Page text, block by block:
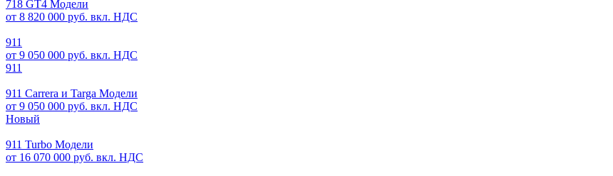
718 GT4 Модели
от 8 820 000 руб. вкл. НДС
911
от 9 050 000 руб. вкл. НДС
911
911 Carrera и Targa Модели
от 9 050 000 руб. вкл. НДС
Новый
911 Turbo Модели
от 16 070 000 руб. вкл. НДС